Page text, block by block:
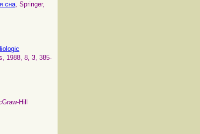
сна, Springer,
1988, 8, 3, 385-
Hill